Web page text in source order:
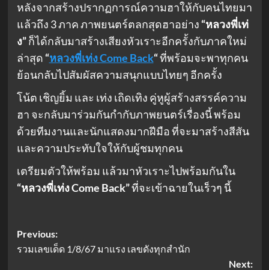
หลังจากสร้างปรากฏการณ์ความฮาให้กับคนไทยมา
แล้วถึง 3 ภาค ภาพยนตร์ตลกสุดฮาอย่าง “หลวงพี่เท่
ง”ก็ได้กลับมาสร้างเสียงหัวเราะอีกครั้งกับภาคใหม่
ล่าสุด “หลวงพี่เท่ง Come Back“ที่พร้อมจะพาทุกคน
ย้อนกลับไปสัมผัสความสนุกแบบไทยๆ อีกครั้ง
โน้ต เชิญยิ้ม และ เท่ง เถิดเทิง คู่หูผู้สร้างสรรค์ความ
ฮา จะกลับมาร่วมกันกำกับภาพยนตร์เรื่องนี้ พร้อม
ด้วยทีมงานและนักแสดงมากฝีมือ ที่จะมาสร้างสีสัน
และความประทับใจให้กับผู้ชมทุกคน
เตรียมตัวให้พร้อม แล้วมาหัวเราะไปพร้อมกันใน
“หลวงพี่เท่ง Come Back”ที่จะเข้าฉายในเร็วๆ นี้
Post
navigation
Previous:
รวมเลขเด็ด 1/8/67 มาแรง เลขดังทุกสำนัก
Next: